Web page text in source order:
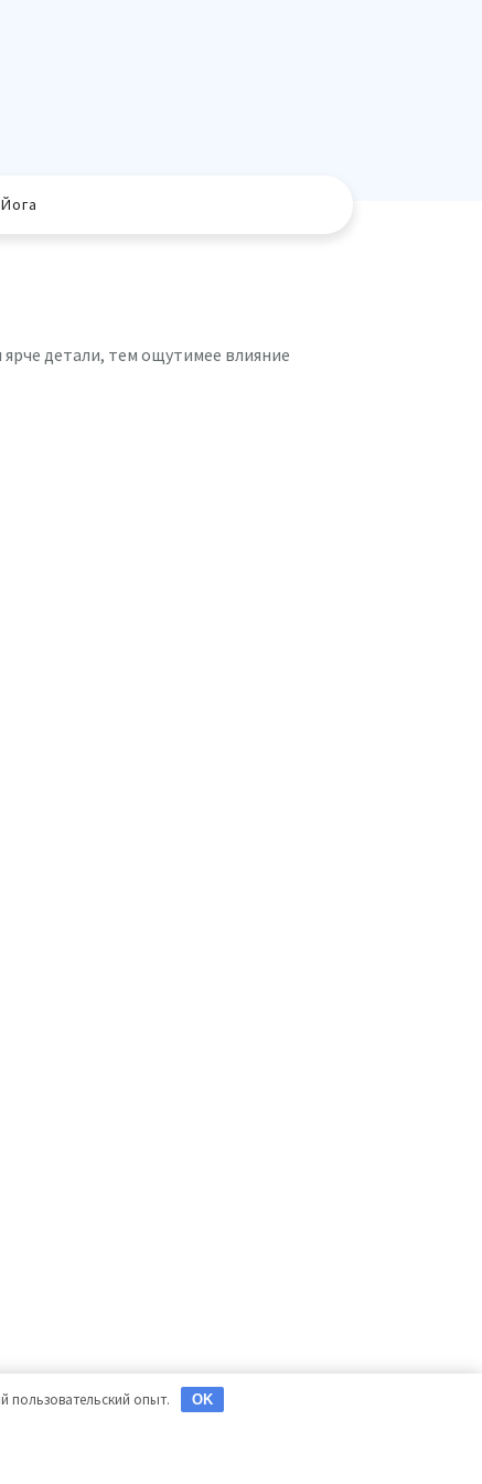
детали, тем ощутимее влияние
пользовательский опыт. OK